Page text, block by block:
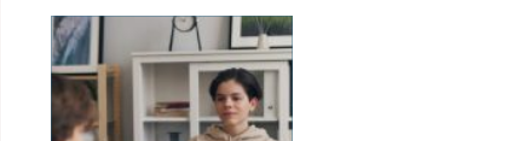
länge innan de söker
hjälp, fast problemen
ofta går att påverka. En
naprapat i Köping kan